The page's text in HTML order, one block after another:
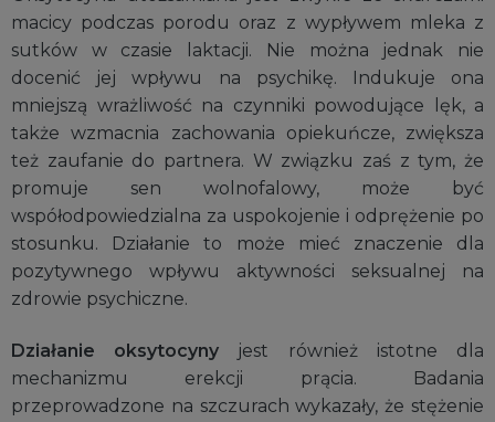
macicy podczas porodu oraz z wypływem mleka z
sutków w czasie laktacji. Nie można jednak nie
docenić jej wpływu na psychikę. Indukuje ona
mniejszą wrażliwość na czynniki powodujące lęk, a
także wzmacnia zachowania opiekuńcze, zwiększa
też zaufanie do partnera. W związku zaś z tym, że
promuje sen wolnofalowy, może być
współodpowiedzialna za uspokojenie i odprężenie po
stosunku. Działanie to może mieć znaczenie dla
pozytywnego wpływu aktywności seksualnej na
zdrowie psychiczne.
Działanie oksytocyny jest również istotne dla
mechanizmu erekcji prącia. Badania
przeprowadzone na szczurach wykazały, że stężenie